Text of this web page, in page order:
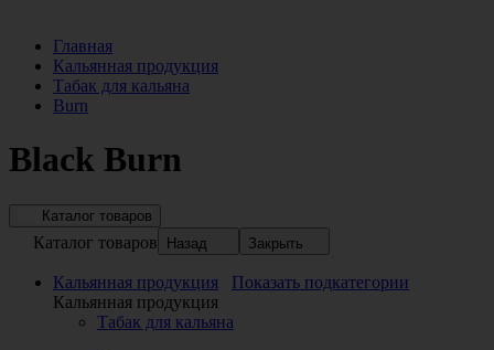
Главная
Кальянная продукция
Табак для кальяна
Burn
Black Burn
Каталог товаров
Каталог товаров Назад Закрыть
Кальянная продукция
Показать подкатегории
Кальянная продукция
Табак для кальяна